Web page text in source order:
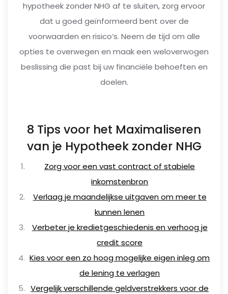
hypotheek zonder NHG af te sluiten, zorg ervoor
dat u goed geïnformeerd bent over de
voorwaarden en risico’s. Neem de tijd om alle
opties te overwegen en maak een weloverwogen
beslissing die past bij uw financiële behoeften en
doelen.
8 Tips voor het Maximaliseren
van je Hypotheek zonder NHG
Zorg voor een vast contract of stabiele
inkomstenbron
Verlaag je maandelijkse uitgaven om meer te
kunnen lenen
Verbeter je kredietgeschiedenis en verhoog je
credit score
Kies voor een zo hoog mogelijke eigen inleg om
de lening te verlagen
Vergelijk verschillende geldverstrekkers voor de